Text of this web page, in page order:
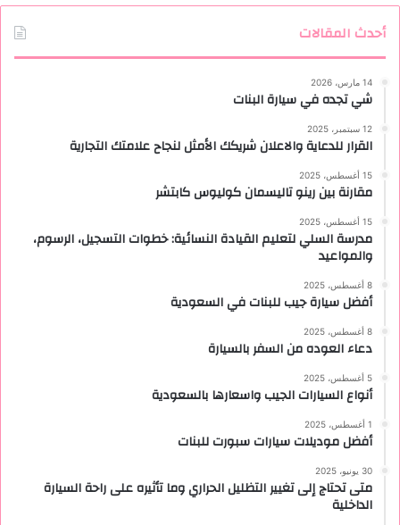
أحدث المقالات
14 مارس، 2026
شي تجده في سيارة البنات
12 سبتمبر، 2025
القرار للدعاية والاعلان شريكك الأمثل لنجاح علامتك التجارية
15 أغسطس، 2025
مقارنة بين رينو تاليسمان كوليوس كابتشر
15 أغسطس، 2025
مدرسة السلي لتعليم القيادة النسائية: خطوات التسجيل، الرسوم،
والمواعيد
8 أغسطس، 2025
أفضل سيارة جيب للبنات في السعودية
8 أغسطس، 2025
دعاء العوده من السفر بالسيارة
5 أغسطس، 2025
أنواع السيارات الجيب واسعارها بالسعودية
1 أغسطس، 2025
أفضل موديلات سيارات سبورت للبنات
30 يونيو، 2025
متى تحتاج إلى تغيير التظليل الحراري وما تأثيره على راحة السيارة
الداخلية